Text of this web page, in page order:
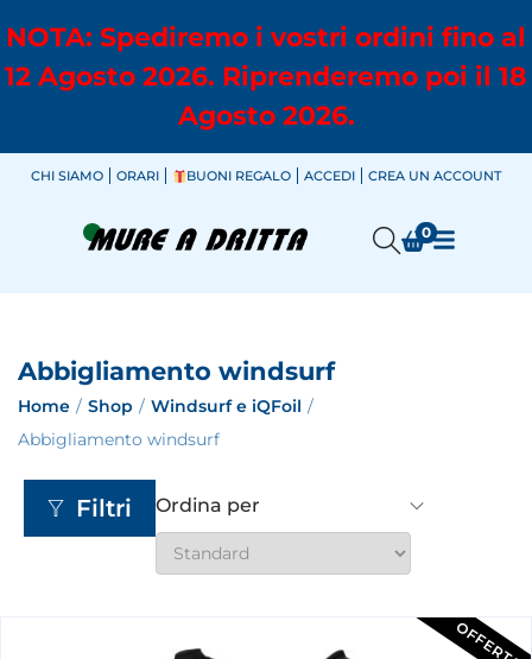
NOTA: Spediremo i vostri ordini fino al
12 Agosto 2026. Riprenderemo poi il 18
Agosto 2026.
CHI SIAMO ORARI BUONI REGALO ACCEDI CREA UN ACCOUNT
0
Abbigliamento windsurf
Home / Shop / Windsurf e iQFoil /
Abbigliamento windsurf
Filtri Ordina per
OFFERTA